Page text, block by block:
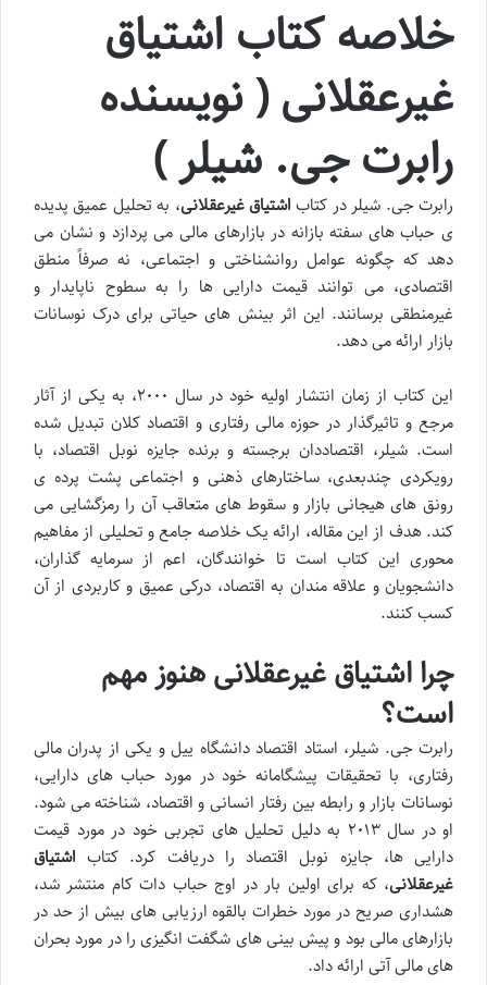
خلاصه کتاب اشتیاق
غیرعقلانی ( نویسنده
رابرت جی. شیلر )
رابرت جی. شیلر در کتاب اشتیاق غیرعقلانی، به تحلیل عمیق پدیده
ی حباب های سفته بازانه در بازارهای مالی می پردازد و نشان می
دهد که چگونه عوامل روانشناختی و اجتماعی، نه صرفاً منطق
اقتصادی، می توانند قیمت دارایی ها را به سطوح ناپایدار و
غیرمنطقی برسانند. این اثر بینش های حیاتی برای درک نوسانات
بازار ارائه می دهد.
این کتاب از زمان انتشار اولیه خود در سال ۲۰۰۰، به یکی از آثار
مرجع و تاثیرگذار در حوزه مالی رفتاری و اقتصاد کلان تبدیل شده
است. شیلر، اقتصاددان برجسته و برنده جایزه نوبل اقتصاد، با
رویکردی چندبعدی، ساختارهای ذهنی و اجتماعی پشت پرده ی
رونق های هیجانی بازار و سقوط های متعاقب آن را رمزگشایی می
کند. هدف از این مقاله، ارائه یک خلاصه جامع و تحلیلی از مفاهیم
محوری این کتاب است تا خوانندگان، اعم از سرمایه گذاران،
دانشجویان و علاقه مندان به اقتصاد، درکی عمیق و کاربردی از آن
کسب کنند.
چرا اشتیاق غیرعقلانی هنوز مهم
است؟
رابرت جی. شیلر، استاد اقتصاد دانشگاه ییل و یکی از پدران مالی
رفتاری، با تحقیقات پیشگامانه خود در مورد حباب های دارایی،
نوسانات بازار و رابطه بین رفتار انسانی و اقتصاد، شناخته می شود.
او در سال ۲۰۱۳ به دلیل تحلیل های تجربی خود در مورد قیمت
دارایی ها، جایزه نوبل اقتصاد را دریافت کرد. کتاب اشتیاق
غیرعقلانی، که برای اولین بار در اوج حباب دات کام منتشر شد،
هشداری صریح در مورد خطرات بالقوه ارزیابی های بیش از حد در
بازارهای مالی بود و پیش بینی های شگفت انگیزی را در مورد بحران
های مالی آتی ارائه داد.